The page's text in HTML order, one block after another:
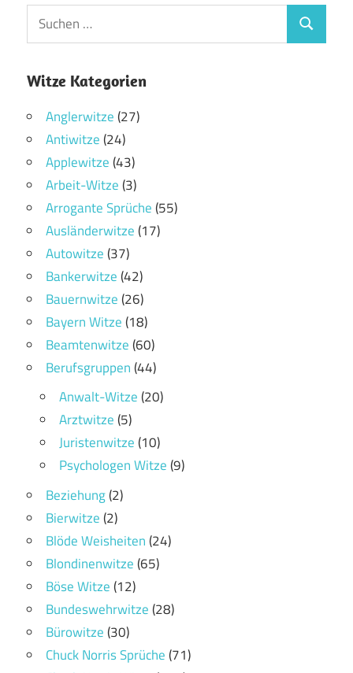
Witze Kategorien
Anglerwitze(27)
Antiwitze(24)
Applewitze(43)
Arbeit-Witze(3)
Arrogante Sprüche(55)
Ausländerwitze(17)
Autowitze(37)
Bankerwitze(42)
Bauernwitze(26)
Bayern Witze(18)
Beamtenwitze(60)
Berufsgruppen(44)
Anwalt-Witze(20)
Arztwitze(5)
Juristenwitze(10)
Psychologen Witze(9)
Beziehung(2)
Bierwitze(2)
Blöde Weisheiten(24)
Blondinenwitze(65)
Böse Witze(12)
Bundeswehrwitze(28)
Bürowitze(30)
Chuck Norris Sprüche(71)